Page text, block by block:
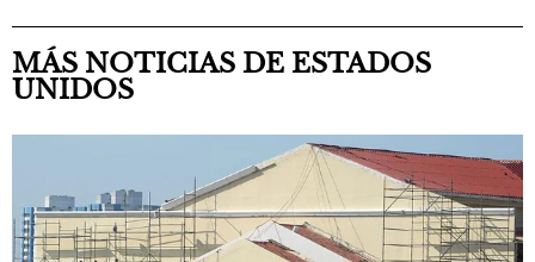
MÁS NOTICIAS DE ESTADOS
UNIDOS